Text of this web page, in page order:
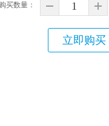
购买数量 ：
立即购买